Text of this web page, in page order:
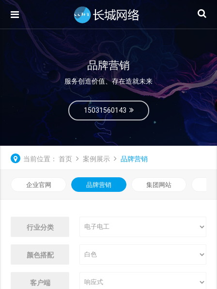
品牌营销
服务创造价值、存在造就未来
15031560143
当前位置： 首页 案例展示 品牌营销
企业官网 品牌营销 集团网站
行业分类
颜色搭配
客户端